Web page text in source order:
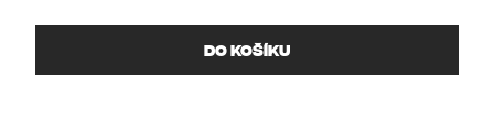
DO KOŠÍKU